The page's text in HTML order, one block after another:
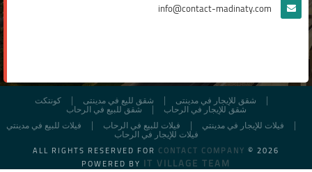
info@contact-madinaty.com
كونتكت شقق لليع في مدينتى
شقق للإيجار في مدينتى
شقق للبيع في الرحاب
شقق للإيجار في الرحاب
فيلات للبيع في مدينتي
فيلات للبيع في الرحاب
فيلات للإيجار في مدينتي
فيلات للإيجار في الرحاب
ALL RIGHTS RESERVED FOR CONTACT COMPANY © 2026
POWERED BY IT VILLAGE TEAM